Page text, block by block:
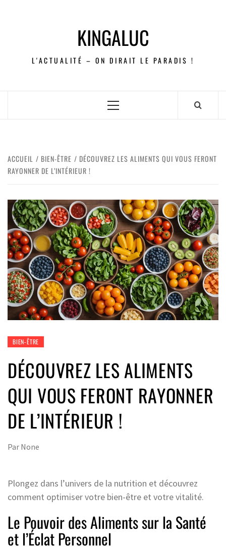
KINGALUC
L'ACTUALITÉ – ON DIRAIT LE PARADIS !
ACCUEIL BIEN-ÊTRE
DÉCOUVREZ LES ALIMENTS QUI VOUS FERONT
RAYONNER DE L’INTÉRIEUR !
BIEN-ÊTRE
DÉCOUVREZ LES ALIMENTS
QUI VOUS FERONT RAYONNER
DE L’INTÉRIEUR !
Par None
Plongez dans l’univers de la nutrition et découvrez
comment optimiser votre bien-être et votre vitalité.
Le Pouvoir des Aliments sur la Santé
et l’Éclat Personnel